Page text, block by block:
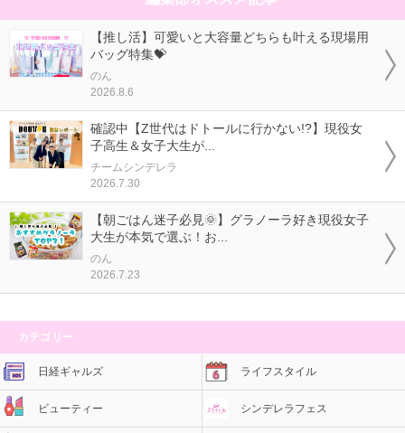
【推し活】可愛いと大容量どちらも叶える現場用
バッグ特集💝
のん
2026.8.6
確認中【Z世代はドトールに行かない!?】現役女
子高生＆女子大生が...
チームシンデレラ
2026.7.30
【朝ごはん迷子必見🌞】グラノーラ好き現役女子
大生が本気で選ぶ！お...
のん
2026.7.23
カテゴリー
日経ギャルズ ライフスタイル
ビューティー シンデレラフェス